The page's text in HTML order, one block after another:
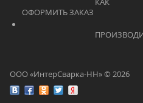
ООО «ИнтерСварка-НН» © 2026